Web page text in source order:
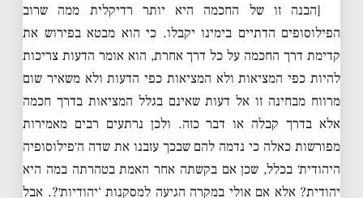
[הבנה זו של החכמה היא יותר רדיקלית ממה שרוב
הפילוסופים הדתיים בימינו יקבלו. כי הוא מבטא בפירוש את
קדימת דרך החכמה על כל דרך אחרת, הוא אומר הדעות צריכות
להיות כפי המציאות ולא המציאות כפי הדעות ולא משאיר שום
מרווח מבחינה זו אל דעות שאינם בגלל המציאות בדרך חכמה
אלא בדרך קבלה או דבר כזה. ולכן נרתעים רבים מאמירות
מפורשות כאלה כי נדמה להם שבכך עזבנו את שדה ה׳פילוסופיה
היהודית׳ בכלל, שכן אם בקשתה אחר האמת בטהרתה במה היא
יהודית? אלא אם אולי במקרה הגיעה למסקנות ‘יהודיות׳?. אבל